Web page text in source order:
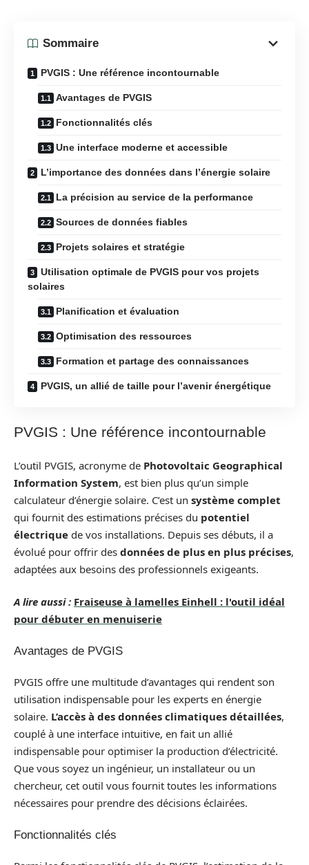
Sommaire
PVGIS : Une référence incontournable
Avantages de PVGIS
Fonctionnalités clés
Une interface moderne et accessible
L’importance des données dans l’énergie solaire
La précision au service de la performance
Sources de données fiables
Projets solaires et stratégie
Utilisation optimale de PVGIS pour vos projets
solaires
Planification et évaluation
Optimisation des ressources
Formation et partage des connaissances
PVGIS, un allié de taille pour l’avenir énergétique
PVGIS : Une référence incontournable
L’outil PVGIS, acronyme de Photovoltaic Geographical
Information System, est bien plus qu’un simple
calculateur d’énergie solaire. C’est un système complet
qui fournit des estimations précises du potentiel
électrique de vos installations. Depuis ses débuts, il a
évolué pour offrir des données de plus en plus précises,
adaptées aux besoins des professionnels exigeants.
A lire aussi : Fraiseuse à lamelles Einhell : l'outil idéal
pour débuter en menuiserie
Avantages de PVGIS
PVGIS offre une multitude d’avantages qui rendent son
utilisation indispensable pour les experts en énergie
solaire. L’accès à des données climatiques détaillées,
couplé à une interface intuitive, en fait un allié
indispensable pour optimiser la production d’électricité.
Que vous soyez un ingénieur, un installateur ou un
chercheur, cet outil vous fournit toutes les informations
nécessaires pour prendre des décisions éclairées.
Fonctionnalités clés